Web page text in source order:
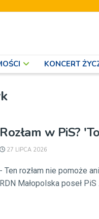
KONCERT
Rozłam w PiS?
27 LIPCA 2026
- Ten rozłam nie pomoże
RDN Małopolska poseł PiS